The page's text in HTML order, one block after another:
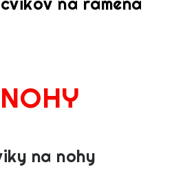
NOHY
na nohy